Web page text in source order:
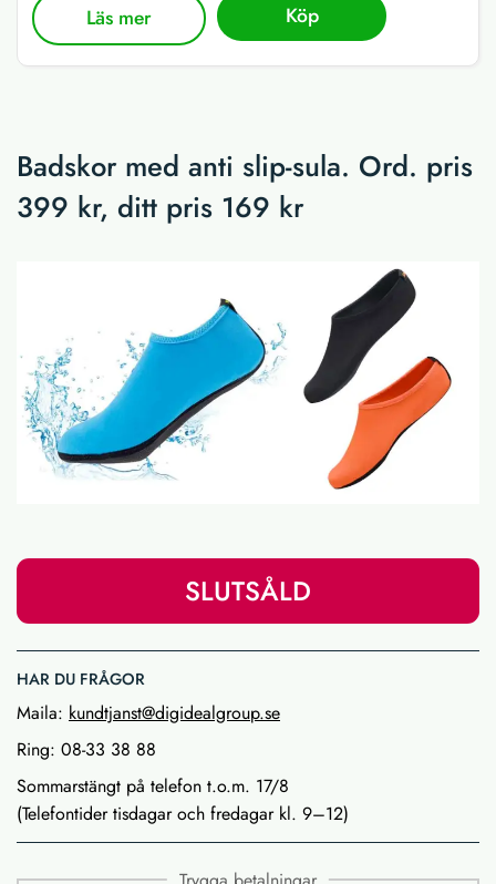
Läs mer Köp
Badskor med anti slip-sula. Ord. pris
399 kr, ditt pris 169 kr
SLUTSÅLD
HAR DU FRÅGOR
Maila: kundtjanst@digidealgroup.se
Ring: 08-33 38 88
Sommarstängt på telefon t.o.m. 17/8
(Telefontider tisdagar och fredagar kl. 9–12)